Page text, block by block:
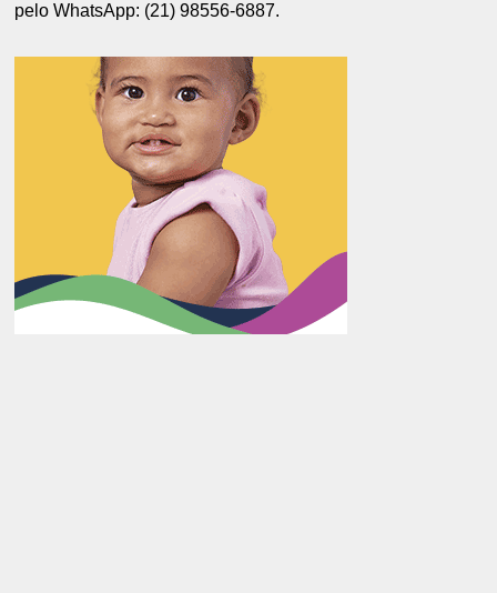
pelo WhatsApp: (21) 98556-6887.